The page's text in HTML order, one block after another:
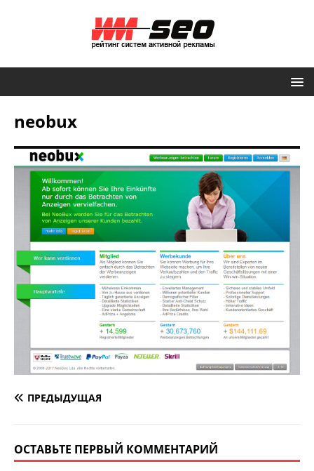
neobux
ПРЕДЫДУЩАЯ
ОСТАВЬТЕ ПЕРВЫЙ КОММЕНТАРИЙ